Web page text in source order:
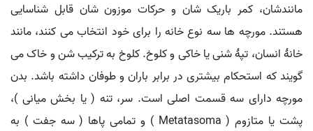
مانندشان، کمر باریک شان و حرکات موزون شان قابل شناسایی
هستند. مورچه ها سه نوع خانه را برای خود انتخاب می کنند، مانند
خانهٔ انسان، تپهٔ شنی یا خاکی و کلوخ. کلوخ به ترکیب شن و خاک می
گویند که استحکام بیشتری در برابر باران و طوفان داشته باشد. بدن
مورچه دارای سه قسمت اصلی است. سر، تنه ( یا بخش میانی )،
پشت یا متازوم ( Metatasoma ) و تمامی پاها ( سه جفت ) به